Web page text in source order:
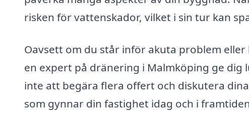
risken för vattenskador, vilket i sin tur kan
Oavsett om du står inför akuta problem
en expert på dränering i Malmköping ge dig
inte att begära flera offert och diskutera
som gynnar din fastighet idag och i